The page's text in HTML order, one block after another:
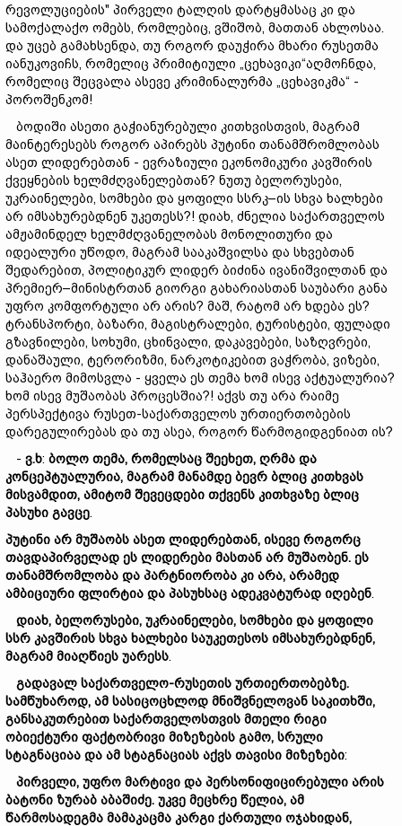
რევოლუციების" პირველი ტალღის დარტყმასაც კი და
სამოქალაქო ომებს, რომლებიც, ვშიშობ, მათთან ახლოსაა.
და უცებ გამახსენდა, თუ როგორ დაუჭირა მხარი რუსეთმა
იანუკოვიჩს, რომელიც პრიმიტიული „ცეხავიკი“აღმოჩნდა,
რომელიც შეცვალა ასევე კრიმინალურმა „ცეხავიკმა“ -
პოროშენკომ!
ბოდიში ასეთი გაჭიანურებული კითხვისთვის, მაგრამ
მაინტერესებს როგორ აპირებს პუტინი თანამშრომლობას
ასეთ ლიდერებთან - ევრაზიული ეკონომიკური კავშირის
ქვეყნების ხელმძღვანელებთან? ნუთუ ბელორუსები,
უკრაინელები, სომხები და ყოფილი სსრკ–ის სხვა ხალხები
არ იმსახურებდნენ უკეთესს?! დიახ, ძნელია საქართველოს
ამჟამინდელ ხელმძღვანელობას მონოლითური და
იდეალური უწოდო, მაგრამ სააკაშვილსა და სხვებთან
შედარებით, პოლიტიკურ ლიდერ ბიძინა ივანიშვილთან და
პრემიერ–მინისტრთან გიორგი გახარიასთან საუბარი განა
უფრო კომფორტული არ არის? მაშ, რატომ არ ხდება ეს?
ტრანსპორტი, ბაზარი, მაგისტრალები, ტურისტები, ფულადი
გზავნილები, სოხუმი, ცხინვალი, დაკავებები, საზღვრები,
დანაშაული, ტერორიზმი, ნარკოტიკებით ვაჭრობა, ვიზები,
საჰაერო მიმოსვლა - ყველა ეს თემა ხომ ისევ აქტუალურია?
ხომ ისევ მუშაობას პროცესშია?! აქვს თუ არა რაიმე
პერსპექტივა რუსეთ-საქართველოს ურთიერთობების
დარეგულირებას და თუ ასეა, როგორ წარმოგიდგენიათ ის?
- ვ.ხ: ბოლო თემა, რომელსაც შეეხეთ, ღრმა და
კონცეპტუალურია, მაგრამ მანამდე ბევრ ბლიც კითხვას
მისვამდით, ამიტომ შევეცდები თქვენს კითხვაზე ბლიც
პასუხი გავცე.
პუტინი არ მუშაობს ასეთ ლიდერებთან, ისევე როგორც
თავდაპირველად ეს ლიდერები მასთან არ მუშაობენ. ეს
თანამშრომლობა და პარტნიორობა კი არა, არამედ
ამბიციური ფლირტია და პასუხსაც ადეკვატურად იღებენ.
დიახ, ბელორუსები, უკრაინელები, სომხები და ყოფილი
სსრ კავშირის სხვა ხალხები საუკეთესოს იმსახურებდნენ,
მაგრამ მიაღწიეს უარესს.
გადავალ საქართველო-რუსეთის ურთიერთობებზე.
სამწუხაროდ, ამ სასიცოცხლოდ მნიშვნელოვან საკითხში,
განსაკუთრებით საქართველოსთვის მთელი რიგი
ობიექტური ფაქტობრივი მიზეზების გამო, სრული
სტაგნაციაა და ამ სტაგნაციას აქვს თავისი მიზეზები:
პირველი, უფრო მარტივი და პერსონიფიცირებული არის
ბატონი ზურაბ აბაშიძე. უკვე მეცხრე წელია, ამ
წარმოსადეგმა მამაკაცმა კარგი ქართული ოჯახიდან,